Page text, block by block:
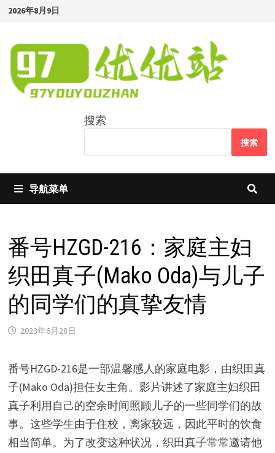
Skip
content
2026年8月9日
搜索
搜索
导航菜单
番号HZGD-216：家庭主妇
织田真子(Mako Oda)与儿子
的同学们的真挚友情
2023年6月28日
番号HZGD-216是一部温馨感人的家庭电影，由织田真
子(Mako Oda)担任女主角。影片讲述了家庭主妇织田
真子利用自己的空余时间照顾儿子的一些同学们的故
事。这些学生由于住校，离家较远，因此平时的饮食
相当简单。为了改变这种状况，织田真子常常邀请他